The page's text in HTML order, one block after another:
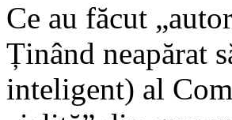
Ce au făcut
Ținând neapărat
inteligent) al